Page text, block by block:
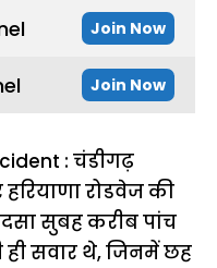
Join Now
Join Now
: चंडीगढ़
रोडवेज की
सुबह करीब पांच
ही सवार थे, जिनमें छह